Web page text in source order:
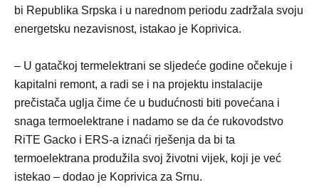
bi Republika Srpska i u narednom periodu zadržala svoju
energetsku nezavisnost, istakao je Koprivica.
– U gatačkoj termelektrani se sljedeće godine očekuje i
kapitalni remont, a radi se i na projektu instalacije
prečistača uglja čime će u budućnosti biti povećana i
snaga termoelektrane i nadamo se da će rukovodstvo
RiTE Gacko i ERS-a iznaći rješenja da bi ta
termoelektrana produžila svoj životni vijek, koji je već
istekao – dodao je Koprivica za Srnu.